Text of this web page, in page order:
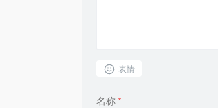
表情
名称 *